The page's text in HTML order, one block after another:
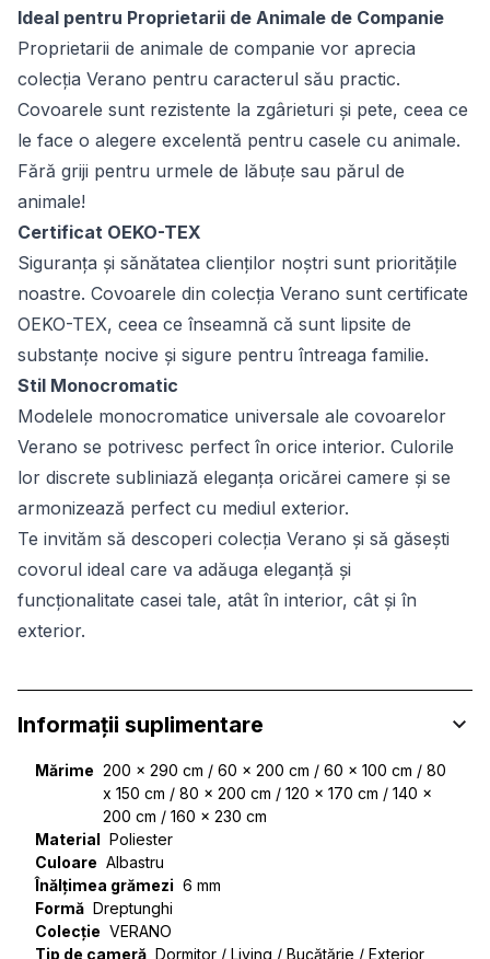
Ideal pentru Proprietarii de Animale de Companie
Proprietarii de animale de companie vor aprecia
colecția Verano pentru caracterul său practic.
Covoarele sunt rezistente la zgârieturi și pete, ceea ce
le face o alegere excelentă pentru casele cu animale.
Fără griji pentru urmele de lăbuțe sau părul de
animale!
Certificat OEKO-TEX
Siguranța și sănătatea clienților noștri sunt prioritățile
noastre. Covoarele din colecția Verano sunt certificate
OEKO-TEX, ceea ce înseamnă că sunt lipsite de
substanțe nocive și sigure pentru întreaga familie.
Stil Monocromatic
Modelele monocromatice universale ale covoarelor
Verano se potrivesc perfect în orice interior. Culorile
lor discrete subliniază eleganța oricărei camere și se
armonizează perfect cu mediul exterior.
Te invităm să descoperi colecția Verano și să găsești
covorul ideal care va adăuga eleganță și
funcționalitate casei tale, atât în interior, cât și în
exterior.
Informații suplimentare
Mărime 200 x 290 cm / 60 x 200 cm / 60 x 100 cm / 80
x 150 cm / 80 x 200 cm / 120 x 170 cm / 140 x
200 cm / 160 x 230 cm
Material Poliester
Culoare Albastru
Înălțimea grămezi 6 mm
Formă Dreptunghi
Colecție VERANO
Tip de cameră Dormitor / Living / Bucătărie / Exterior